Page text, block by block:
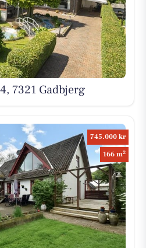
7321 Gadbjerg
745.000 kr
166 m2